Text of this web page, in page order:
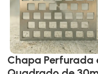
Chapa Perfurada